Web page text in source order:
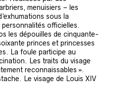
menuisiers – les
sous la
personnalités officielles.
les dépouilles de cinquante-
princes et princesses
La foule participe au
Les traits du visage
reconnaissables ».
Le visage de Louis XIV